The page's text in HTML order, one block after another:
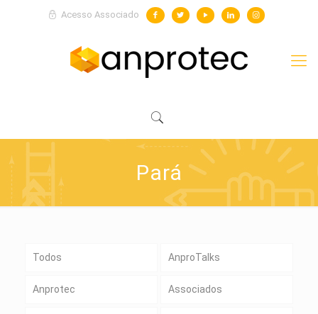
Acesso Associado
Pará
Todos AnproTalks
Anprotec Associados